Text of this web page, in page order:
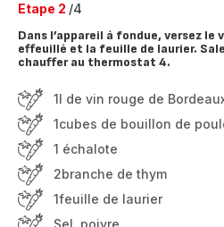
Etape 2 /4
Dans l’appareil à fondue, versez le
effeuillé et la feuille de laurier.
chauffer au thermostat 4.
1l de vin rouge de
1cubes de bouillon de
1 échalote
2branche de thym
1feuille de laurier
Sel, poivre